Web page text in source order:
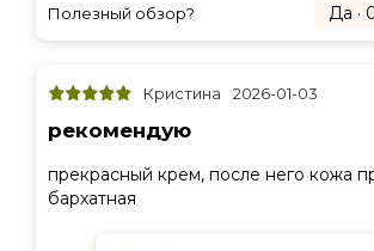
Полезный обзор? Да ·
Кристина 2026-01-03
рекомендую
прекрасный крем, после него кожа
бархатная